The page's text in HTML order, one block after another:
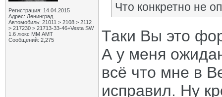
Регистрация: 14.04.2015
Адрес: Ленинград
Автомобиль: 21011 > 2108 > 2112
> 217230 > 21713-33-46+Vesta SW
1.6 люкс ММ АМТ
Сообщений: 2,275
Что конкретно не
Таки Вы это
А у меня
всё что мне в
исправил. Ну